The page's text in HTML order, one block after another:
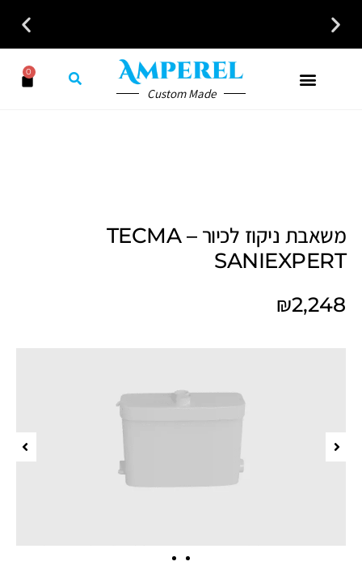
לקבלת ייעוץ חינם חייגו עכשיו - 058-7401300
Custom Made
0
משאבת ניקוז לכיור TECMA –
SANIEXPERT
₪2,248